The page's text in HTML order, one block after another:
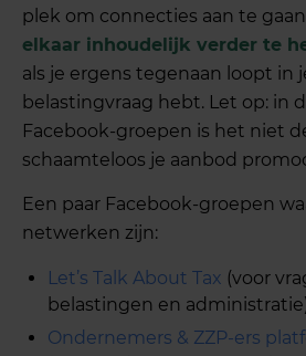
plek om connecties aan te
elkaar inhoudelijk verder te
als je ergens tegenaan loopt in
belastingvraag hebt. Let op: in
Facebook-groepen is het niet
schaamteloos je aanbod
Een paar Facebook-groepen
netwerken zijn:
Let’s Talk About Tax (voor
belastingen en
Ondernemers & ZZP-ers